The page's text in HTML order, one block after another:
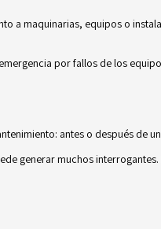
a maquinarias, equipos o
por fallos de los
antes o después de
generar muchos